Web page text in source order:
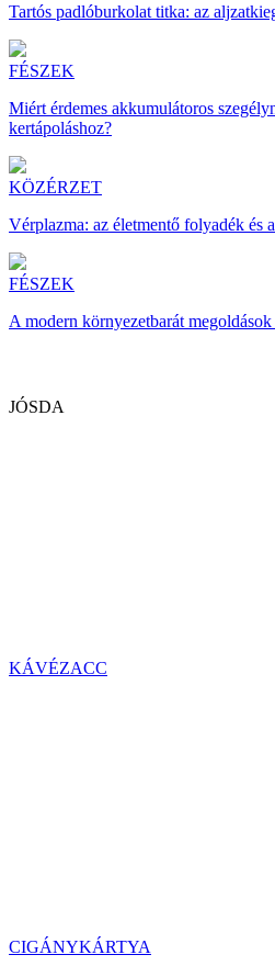
Tartós padlóburkolat titka: az
FÉSZEK
Miért érdemes akkumulátoros
kertápoláshoz?
KÖZÉRZET
Vérplazma: az életmentő folyadék és
FÉSZEK
A modern környezetbarát
JÓSDA
KÁVÉZACC
CIGÁNYKÁRTYA